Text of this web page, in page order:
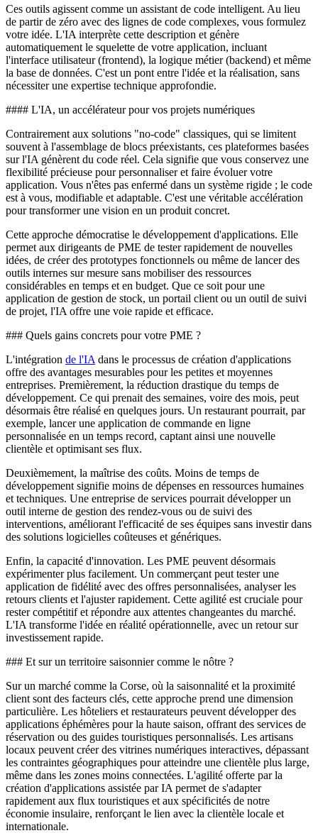
Ces outils agissent comme un assistant de code intelligent. Au lieu
de partir de zéro avec des lignes de code complexes, vous formulez
votre idée. L'IA interprète cette description et génère
automatiquement le squelette de votre application, incluant
l'interface utilisateur (frontend), la logique métier (backend) et même
la base de données. C'est un pont entre l'idée et la réalisation, sans
nécessiter une expertise technique approfondie.
#### L'IA, un accélérateur pour vos projets numériques
Contrairement aux solutions "no-code" classiques, qui se limitent
souvent à l'assemblage de blocs préexistants, ces plateformes basées
sur l'IA génèrent du code réel. Cela signifie que vous conservez une
flexibilité précieuse pour personnaliser et faire évoluer votre
application. Vous n'êtes pas enfermé dans un système rigide ; le code
est à vous, modifiable et adaptable. C'est une véritable accélération
pour transformer une vision en un produit concret.
Cette approche démocratise le développement d'applications. Elle
permet aux dirigeants de PME de tester rapidement de nouvelles
idées, de créer des prototypes fonctionnels ou même de lancer des
outils internes sur mesure sans mobiliser des ressources
considérables en temps et en budget. Que ce soit pour une
application de gestion de stock, un portail client ou un outil de suivi
de projet, l'IA offre une voie rapide et efficace.
### Quels gains concrets pour votre PME ?
L'intégration de l'IA dans le processus de création d'applications
offre des avantages mesurables pour les petites et moyennes
entreprises. Premièrement, la réduction drastique du temps de
développement. Ce qui prenait des semaines, voire des mois, peut
désormais être réalisé en quelques jours. Un restaurant pourrait, par
exemple, lancer une application de commande en ligne
personnalisée en un temps record, captant ainsi une nouvelle
clientèle et optimisant ses flux.
Deuxièmement, la maîtrise des coûts. Moins de temps de
développement signifie moins de dépenses en ressources humaines
et techniques. Une entreprise de services pourrait développer un
outil interne de gestion des rendez-vous ou de suivi des
interventions, améliorant l'efficacité de ses équipes sans investir dans
des solutions logicielles coûteuses et génériques.
Enfin, la capacité d'innovation. Les PME peuvent désormais
expérimenter plus facilement. Un commerçant peut tester une
application de fidélité avec des offres personnalisées, analyser les
retours clients et l'ajuster rapidement. Cette agilité est cruciale pour
rester compétitif et répondre aux attentes changeantes du marché.
L'IA transforme l'idée en réalité opérationnelle, avec un retour sur
investissement rapide.
### Et sur un territoire saisonnier comme le nôtre ?
Sur un marché comme la Corse, où la saisonnalité et la proximité
client sont des facteurs clés, cette approche prend une dimension
particulière. Les hôteliers et restaurateurs peuvent développer des
applications éphémères pour la haute saison, offrant des services de
réservation ou des guides touristiques personnalisés. Les artisans
locaux peuvent créer des vitrines numériques interactives, dépassant
les contraintes géographiques pour atteindre une clientèle plus large,
même dans les zones moins connectées. L'agilité offerte par la
création d'applications assistée par IA permet de s'adapter
rapidement aux flux touristiques et aux spécificités de notre
économie insulaire, renforçant le lien avec la clientèle locale et
internationale.